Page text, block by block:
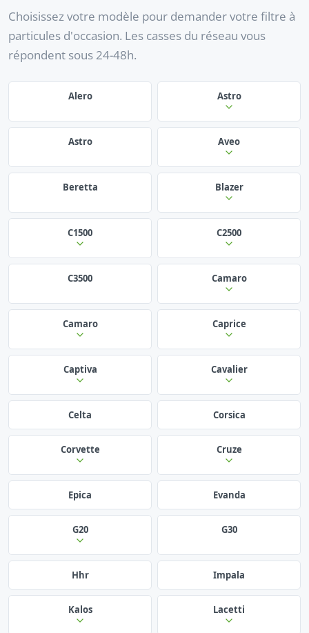
Choisissez votre modèle pour demander votre filtre à
particules d'occasion. Les casses du réseau vous
répondent sous 24-48h.
Alero Astro
Astro Aveo
Beretta Blazer
C1500 C2500
C3500 Camaro
Camaro Caprice
Captiva Cavalier
Celta Corsica
Corvette Cruze
Epica Evanda
G20 G30
Hhr Impala
Kalos Lacetti